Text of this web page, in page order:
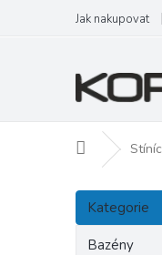
obsah
Jak nakupovat
Domů
P
s
Přeskočit
kategorie
Kategorie
Bazény